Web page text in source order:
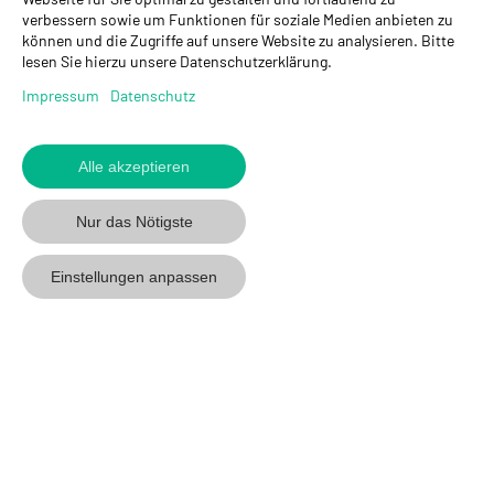
Hauptsitz Kloten
Steinackerstrasse 34
8302 Kloten
+ 41 43 255 55 55
www.gyso.ch
GYSO
auf
Youtube
GYSO
auf
folgen
Gyso
auf
Linkedin
folgen
verbessern sowie um Funktionen für soziale Medien anbieten zu
können und die Zugriffe auf unsere Website zu analysieren. Bitte
lesen Sie hierzu unsere Datenschutzerklärung.
Impressum
Datenschutz
Alle akzeptieren
Nur das Nötigste
Einstellungen anpassen